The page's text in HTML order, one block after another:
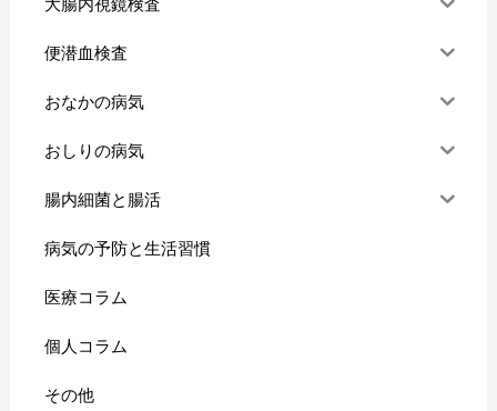
便潜血検査
おなかの病気
おしりの病気
腸内細菌と腸活
病気の予防と生活習慣
医療コラム
個人コラム
その他